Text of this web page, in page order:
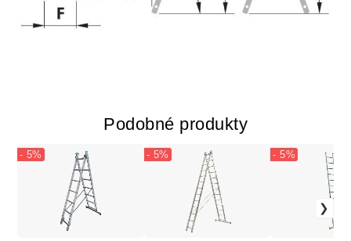
Podobné produkty
- 5% - 5% - 5%